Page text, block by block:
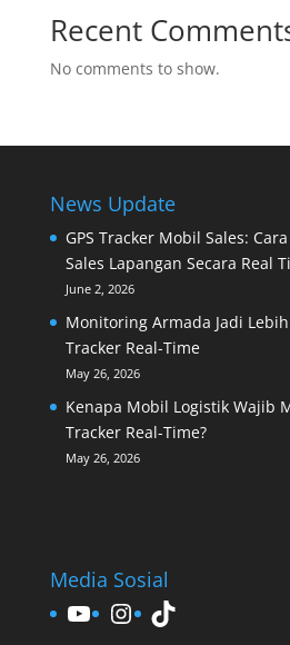
Recent
No comments to show.
News Update
GPS Tracker Mobil Sales:
Sales Lapangan Secara Real
June 2, 2026
Monitoring Armada Jadi
Tracker Real-Time
May 26, 2026
Kenapa Mobil Logistik Wajib
Tracker Real-Time?
May 26, 2026
Media Sosial
YouTube
Instagram
TikTok